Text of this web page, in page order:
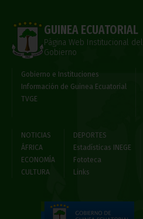
GUINEA ECUATORIAL
Página Web Institucional del
Gobierno
Gobierno e Instituciones
Información de Guinea Ecuatorial
TVGE
NOTICIAS
ÁFRICA
ECONOMÍA
CULTURA
DEPORTES
Estadísticas INEGE
Fototeca
Links